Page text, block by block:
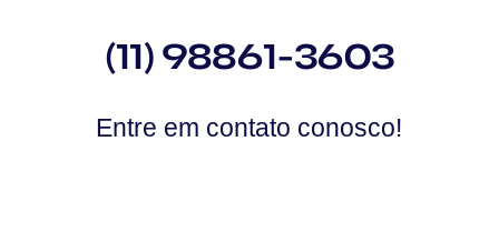
(11) 98861-3603
Entre em contato conosco!